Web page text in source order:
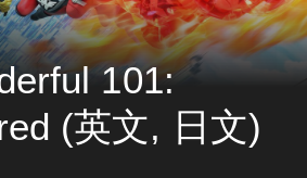
101:
(英文, 日文)